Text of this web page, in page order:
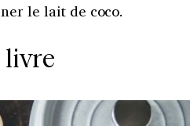
le lait de coco.
livre